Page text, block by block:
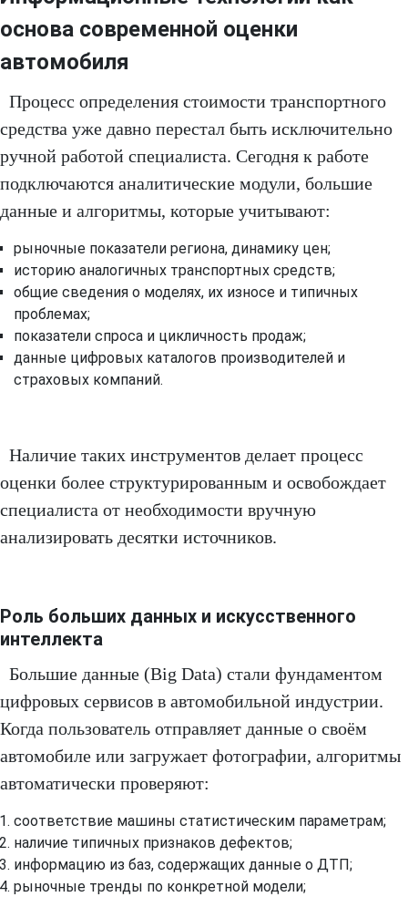
основа современной оценки
автомобиля
Процесс определения стоимости транспортного
средства уже давно перестал быть исключительно
ручной работой специалиста. Сегодня к работе
подключаются аналитические модули, большие
данные и алгоритмы, которые учитывают:
рыночные показатели региона, динамику цен;
историю аналогичных транспортных средств;
общие сведения о моделях, их износе и типичных
проблемах;
показатели спроса и цикличность продаж;
данные цифровых каталогов производителей и
страховых компаний.
Наличие таких инструментов делает процесс
оценки более структурированным и освобождает
специалиста от необходимости вручную
анализировать десятки источников.
Роль больших данных и искусственного
интеллекта
Большие данные (Big Data) стали фундаментом
цифровых сервисов в автомобильной индустрии.
Когда пользователь отправляет данные о своём
автомобиле или загружает фотографии, алгоритмы
автоматически проверяют:
соответствие машины статистическим параметрам;
наличие типичных признаков дефектов;
информацию из баз, содержащих данные о ДТП;
рыночные тренды по конкретной модели;